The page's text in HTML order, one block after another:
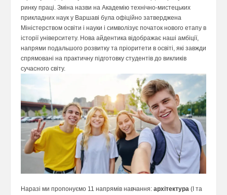
ринку праці. Зміна назви на Академію технічно-мистецьких
прикладних наук у Варшаві була офіційно затверджена
Міністерством освіти і науки і символізує початок нового етапу в
історії університету. Нова айдентика відображає наші амбіції,
напрями подальшого розвитку та пріоритети в освіті, які завжди
спрямовані на практичну підготовку студентів до викликів
сучасного світу.
Наразі ми пропонуємо 11 напрямів навчання: архітектура (I та